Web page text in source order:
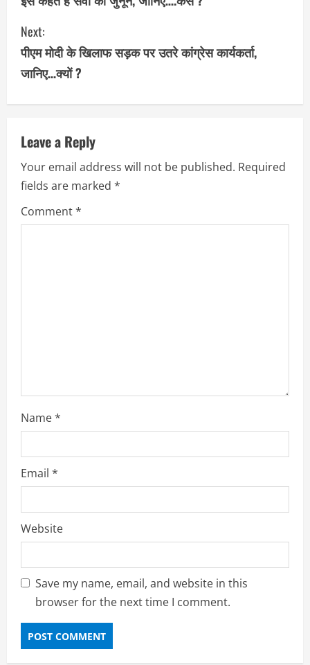
n
t
u
e
R
e
Next:
पीएम मोदी के खिलाफ सड़क पर उतरे कांग्रेस कार्यकर्ता,
जानिए…क्यों ?
Leave a Reply
Your email address will not be published. Required
fields are marked *
Comment*
Name*
Email *
Website
Save my name, email, and website in this
browser for the next time I comment.